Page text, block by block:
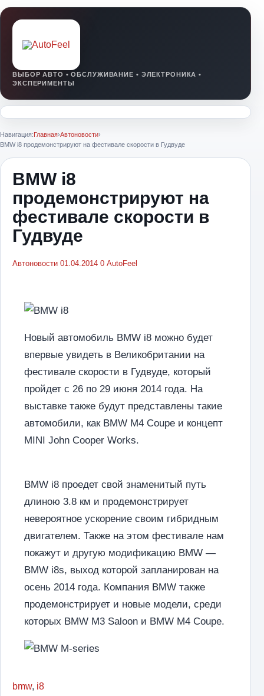
Навигация:Главная›Автоновости›
BMW i8 продемонстрируют на фестивале скорости в Гудвуде
BMW i8
продемонстрируют на
фестивале скорости в
Гудвуде
Автоновости 01.04.2014 0 AutoFeel
Новый автомобиль BMW i8 можно будет
впервые увидеть в Великобритании на
фестивале скорости в Гудвуде, который
пройдет с 26 по 29 июня 2014 года. На
выставке также будут представлены такие
автомобили, как BMW M4 Coupe и концепт
MINI John Cooper Works.
BMW i8 проедет свой знаменитый путь
длиною 3.8 км и продемонстрирует
невероятное ускорение своим гибридным
двигателем. Также на этом фестивале нам
покажут и другую модификацию BMW —
BMW i8s, выход которой запланирован на
осень 2014 года. Компания BMW также
продемонстрирует и новые модели, среди
которых BMW M3 Saloon и BMW М4 Coupe.
bmw, i8